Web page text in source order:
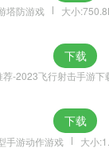
塔防游戏 大小
-2023飞行射击手游下
下载
手游动作游戏 大小
下载